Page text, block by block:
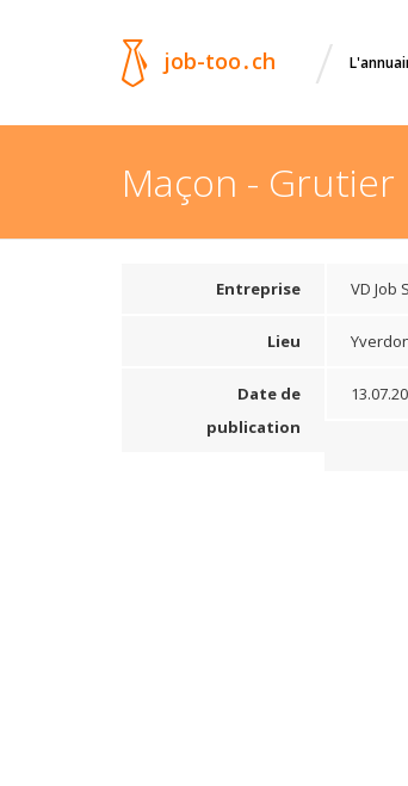
job-too.ch /
Maçon - Grutier
Entreprise VD Job
Lieu
Date de
publication